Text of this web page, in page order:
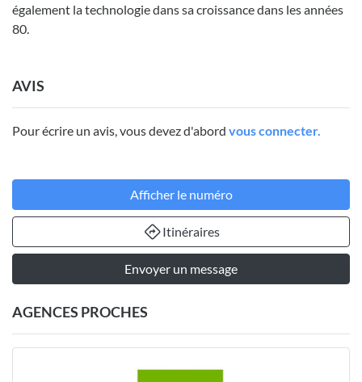
également la technologie dans sa croissance dans les années
80.
AVIS
Pour écrire un avis, vous devez d'abord vous connecter.
Afficher le numéro
Itinéraires
Envoyer un message
AGENCES PROCHES